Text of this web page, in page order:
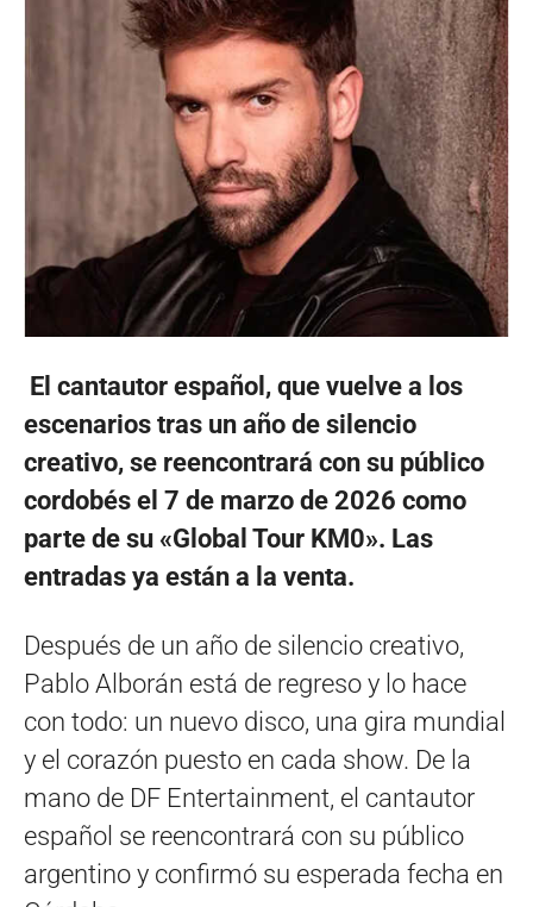
El cantautor español, que vuelve a los
escenarios tras un año de silencio
creativo, se reencontrará con su público
cordobés el 7 de marzo de 2026 como
parte de su «Global Tour KM0». Las
entradas ya están a la venta.
Después de un año de silencio creativo,
Pablo Alborán está de regreso y lo hace
con todo: un nuevo disco, una gira mundial
y el corazón puesto en cada show. De la
mano de DF Entertainment, el cantautor
español se reencontrará con su público
argentino y confirmó su esperada fecha en